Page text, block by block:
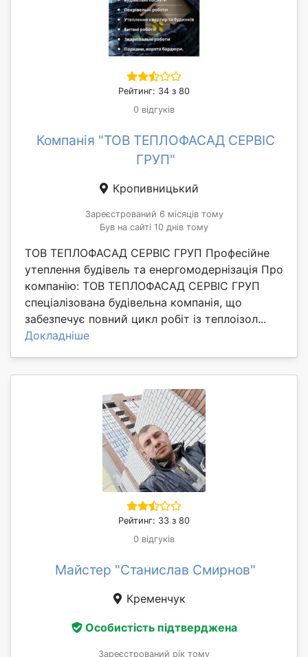
Рейтинг: 34 з 80
0 відгуків
Компанія "ТОВ ТЕПЛОФАСАД СЕРВІС
ГРУП"
Кропивницький
Зареєстрований 6 місяців тому
Був на сайті 10 днів тому
ТОВ ТЕПЛОФАСАД СЕРВІС ГРУП Професійне
утеплення будівель та енергомодернізація Про
компанію: ТОВ ТЕПЛОФАСАД СЕРВІС ГРУП
спеціалізована будівельна компанія, що
забезпечує повний цикл робіт із теплоізол...
Докладніше
Рейтинг: 33 з 80
0 відгуків
Майстер "Станислав Смирнов"
Кременчук
Особистість підтверджена
Зареєстрований рік тому